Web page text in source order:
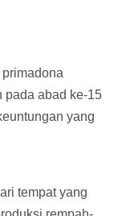
pada abad ke-15
yang
tempat yang